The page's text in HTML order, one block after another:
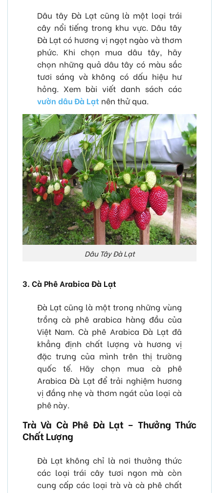
Dâu tây Đà Lạt cũng là một loại trái
cây nổi tiếng trong khu vực. Dâu tây
Đà Lạt có hương vị ngọt ngào và thơm
phức. Khi chọn mua dâu tây, hãy
chọn những quả dâu tây có màu sắc
tươi sáng và không có dấu hiệu hư
hỏng. Xem bài viết danh sách các
vườn dâu Đà Lạt nên thử qua.
Dâu Tây Đà Lạt
3. Cà Phê Arabica Đà Lạt
Đà Lạt cũng là một trong những vùng
trồng cà phê arabica hàng đầu của
Việt Nam. Cà phê Arabica Đà Lạt đã
khẳng định chất lượng và hương vị
đặc trưng của mình trên thị trường
quốc tế. Hãy chọn mua cà phê
Arabica Đà Lạt để trải nghiệm hương
vị đắng nhẹ và thơm ngát của loại cà
phê này.
Trà Và Cà Phê Đà Lạt – Thưởng Thức
Chất Lượng
Đà Lạt không chỉ là nơi thưởng thức
các loại trái cây tươi ngon mà còn
cung cấp các loại trà và cà phê chất